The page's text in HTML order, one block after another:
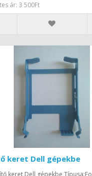
ár: 3 500Ft
keret Dell gépekbe
keret Dell gépekbe